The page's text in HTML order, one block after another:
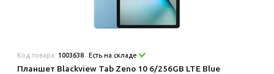
Код товара: 1003638 Есть на складе
Планшет Blackview Tab Zeno 10 6/256GB LTE Blue